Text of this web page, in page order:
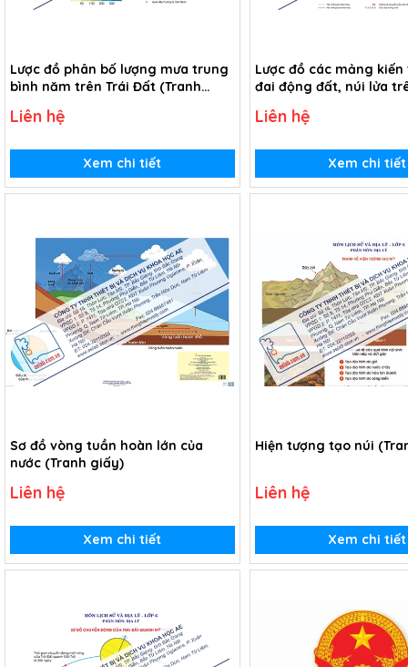
Lược đồ phân bố lượng mưa trung
bình năm trên Trái Đất (Tranh
Liên hệ
Xem chi tiết
Lược đồ các mảng
đai động đất, núi lửa
Liên hệ
Xem chi tiết
Sơ đồ vòng tuần hoàn lớn của
nước (Tranh giấy)
Liên hệ
Xem chi tiết
Hiện tượng tạo núi
Liên hệ
Xem chi tiết